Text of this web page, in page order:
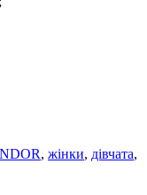
, жінки, дівчата,